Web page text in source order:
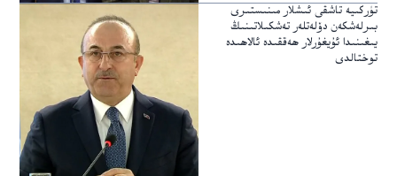
تۈركىيە تاشقى ئىشلار مىنىستىرى
بىرلەشكەن دۆلەتلەر تەشكىلاتىنىڭ
يىغىنىدا ئۇيغۇرلار ھەققىدە ئالاھىدە
توختالدى